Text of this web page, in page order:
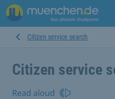
Citizen service search
Citizen service
Read aloud